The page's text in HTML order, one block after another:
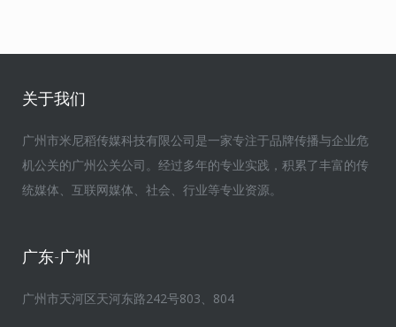
关于我们
广州市米尼稻传媒科技有限公司是一家专注于品牌传播与企业危
机公关的广州公关公司。经过多年的专业实践，积累了丰富的传
统媒体、互联网媒体、社会、行业等专业资源。
广东-广州
广州市天河区天河东路242号803、804